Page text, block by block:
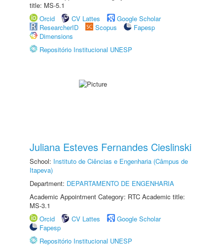
title: MS-5.1
Orcid
CV Lattes
Google Scholar
ResearcherID
Scopus
Fapesp
Dimensions
Repositório Institucional UNESP
Juliana Esteves Fernandes Cieslinski
School: Instituto de Ciências e Engenharia (Câmpus de
Itapeva)
Department: DEPARTAMENTO DE ENGENHARIA
Academic Appointment Category: RTC Academic title:
MS-3.1
Orcid
CV Lattes
Google Scholar
Fapesp
Repositório Institucional UNESP